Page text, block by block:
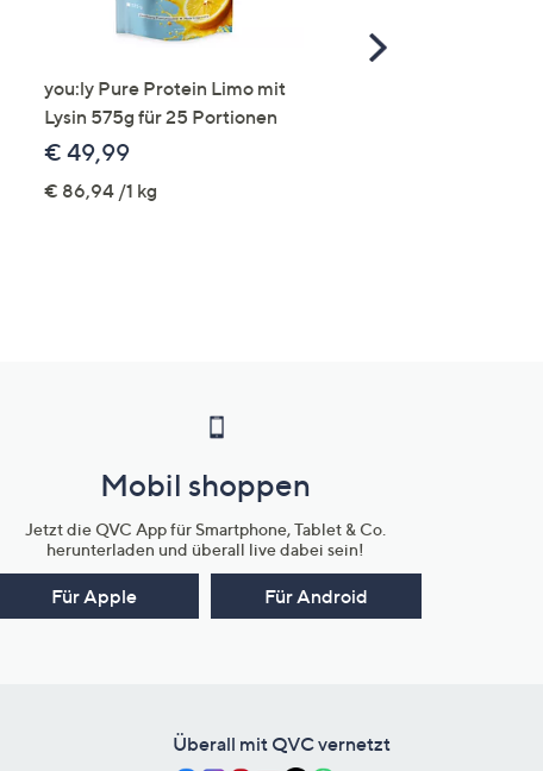
you:ly Pure Protein Limo mit
Lysin 575g für 25 Portionen
€ 49,99
€ 86,94 /1 kg
Scroll
Mobil shoppen
Jetzt die QVC App für Smartphone, Tablet & Co.
herunterladen und überall live dabei sein!
Für Apple Für Android
Überall mit QVC vernetzt